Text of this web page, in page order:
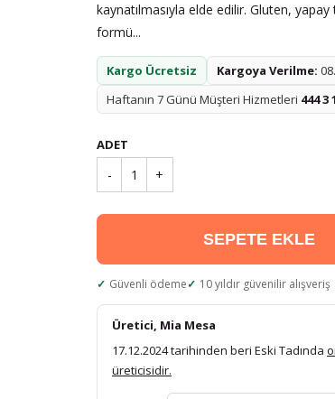
kaynatılmasıyla elde edilir. Gluten,
formü...
Kargo Ücretsiz Kargoya Verilme:
Haftanın 7 Günü Müşteri Hizmetleri 444 3
ADET
- 1 +
SEPETE EKLE
Güvenli ödeme 10 yıldır güvenilir alışveriş
Üretici, Mia Mesa
17.12.2024 tarihinden beri Eski Tadında
üreticisidir.